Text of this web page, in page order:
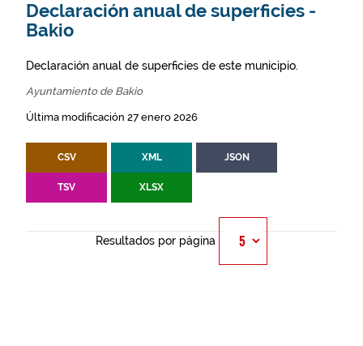
Declaración anual de superficies -
Bakio
Declaración anual de superficies de este municipio.
Ayuntamiento de Bakio
Última modificación 27 enero 2026
CSV XML JSON
TSV XLSX
Resultados por página